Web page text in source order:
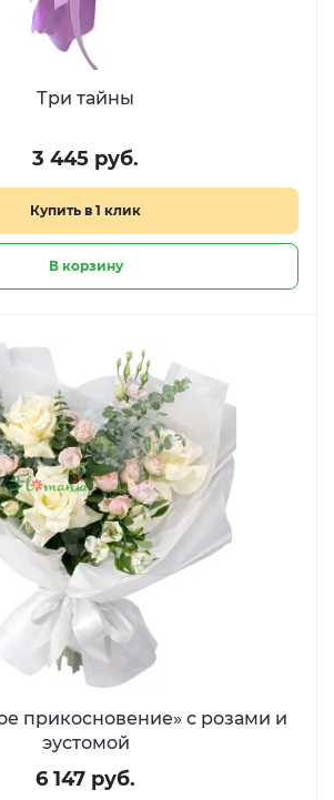
Три тайны
3 445 руб.
Купить в 1 клик
В корзину
прикосновение» с розами и
эустомой
6 147 руб.